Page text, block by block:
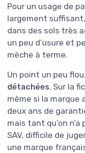
Pour un usage de
largement
dans des sols très
un peu d’usure et
mèche à terme.
Un point un peu
détachées. Sur la
même si la marque
deux ans de
mais tant qu’on
SAV, difficile de
une marque